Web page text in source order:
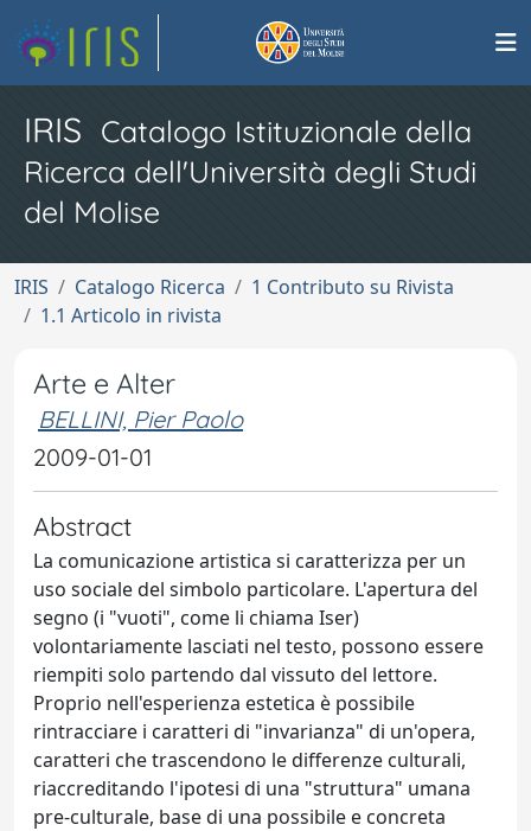
IRIS Catalogo Istituzionale della
Ricerca dell'Università degli Studi
del Molise
IRIS Catalogo Ricerca
1 Contributo su Rivista
1.1 Articolo in rivista
Arte e Alter
BELLINI, Pier Paolo
2009-01-01
Abstract
La comunicazione artistica si caratterizza per un
uso sociale del simbolo particolare. L'apertura del
segno (i "vuoti", come li chiama Iser)
volontariamente lasciati nel testo, possono essere
riempiti solo partendo dal vissuto del lettore.
Proprio nell'esperienza estetica è possibile
rintracciare i caratteri di "invarianza" di un'opera,
caratteri che trascendono le differenze culturali,
riaccreditando l'ipotesi di una "struttura" umana
pre-culturale, base di una possibile e concreta